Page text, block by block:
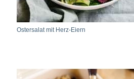
Ostersalat mit Herz-Eiern